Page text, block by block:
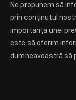
Ne propunem să
prin conținutul
importanța unei
este să oferim
dumneavoastră să